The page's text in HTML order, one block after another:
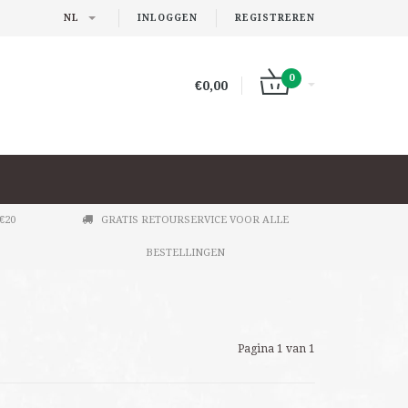
INLOGGEN REGISTREREN
NL
€0,00
0
GRATIS RETOURSERVICE VOOR ALLE
BESTELLINGEN
Pagina 1 van 1